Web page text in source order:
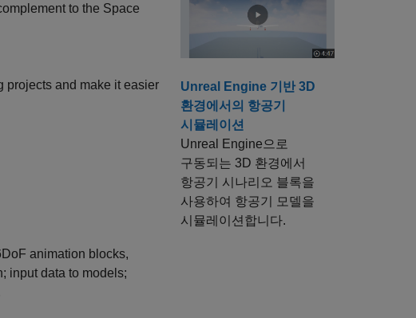
to the Space
projects and make it easier
animation blocks,
input data to models;
Unreal Engine 기반 3D
환경에서의 항공기
시뮬레이션
Unreal Engine으로
구동되는 3D 환경에서
항공기 시나리오 블록을
사용하여 항공기 모델을
시뮬레이션합니다.